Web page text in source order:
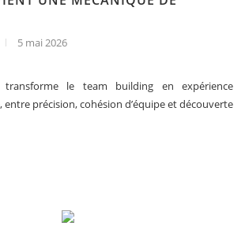
5 mai 2026
transforme le team building en expérience
précision, cohésion d’équipe et découverte